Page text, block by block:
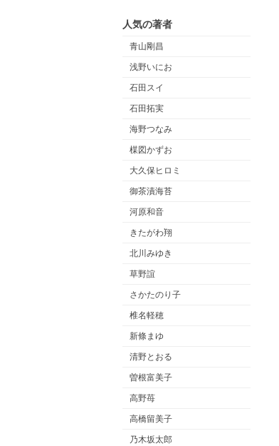
人気の著者
青山剛昌
浅野いにお
石田スイ
石田拓実
海野つなみ
楳図かずお
大久保ヒロミ
御茶漬海苔
河原和音
きたがわ翔
北川みゆき
草野誼
さかたのり子
椎名軽穂
新條まゆ
清野とおる
曽根富美子
高野苺
高橋留美子
乃木坂太郎